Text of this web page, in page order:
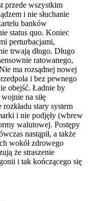
przede wszystkim
i nie słuchanie
banków
status quo. Koniec
perturbacjami,
trwają długo. Długo
ratowanego,
ma rozsądnej nowej
i bez pewnego
obejść. Ładnie by
na siłę
stary system
i nie podjęły (wbrew
walutowej. Postępy
nastąpił, a także
wokół zdrowego
że straszenie
i tak kończącego się